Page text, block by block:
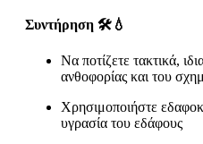
Συντήρηση 🛠️💧
Να ποτίζετε τακτικά,
ανθοφορίας και του
Χρησιμοποιήστε
υγρασία του εδάφους